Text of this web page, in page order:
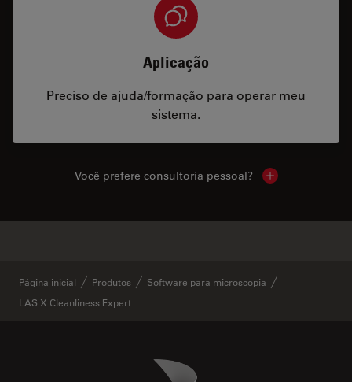
Aplicação
Preciso de ajuda/formação para operar meu
sistema.
Você prefere consultoria pessoal? Show local
Página inicial Produtos
Software para microscopia
LAS X Cleanliness Expert
Danaher Logo